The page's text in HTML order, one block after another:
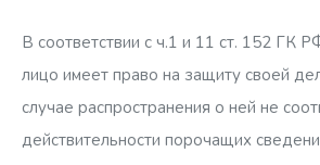
В соответствии с ч.1 и 11 ст. 152 ГК
лицо имеет право на защиту своей
случае распространения о ней не
действительности порочащих